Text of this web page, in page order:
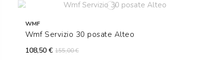
WMF
Wmf Servizio 30 posate Alteo
108,50 €155,00 €